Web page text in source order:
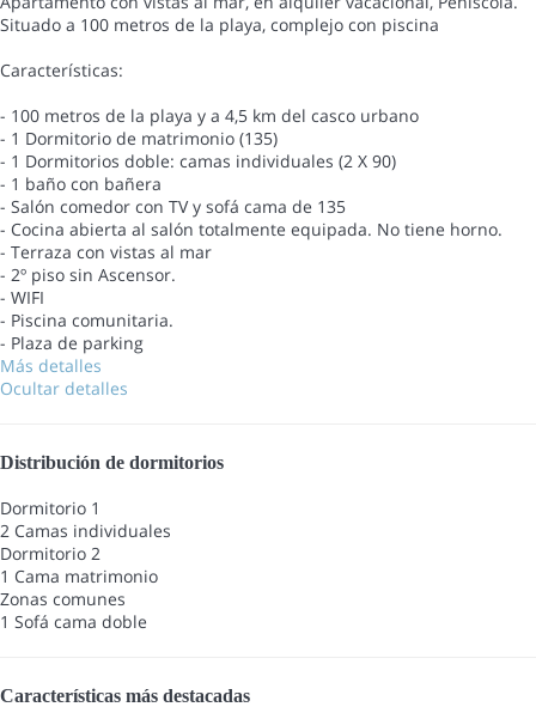
Situado a 100 metros de la playa, complejo con piscina
Características:
- 100 metros de la playa y a 4,5 km del casco urbano
- 1 Dormitorio de matrimonio (135)
- 1 Dormitorios doble: camas individuales (2 X 90)
- 1 baño con bañera
- Salón comedor con TV y sofá cama de 135
- Cocina abierta al salón totalmente equipada. No tiene horno.
- Terraza con vistas al mar
- 2º piso sin Ascensor.
- WIFI
- Piscina comunitaria.
- Plaza de parking
Más detalles
Ocultar detalles
Distribución de dormitorios
Dormitorio 1
2 Camas individuales
Dormitorio 2
1 Cama matrimonio
Zonas comunes
1 Sofá cama doble
Características más destacadas